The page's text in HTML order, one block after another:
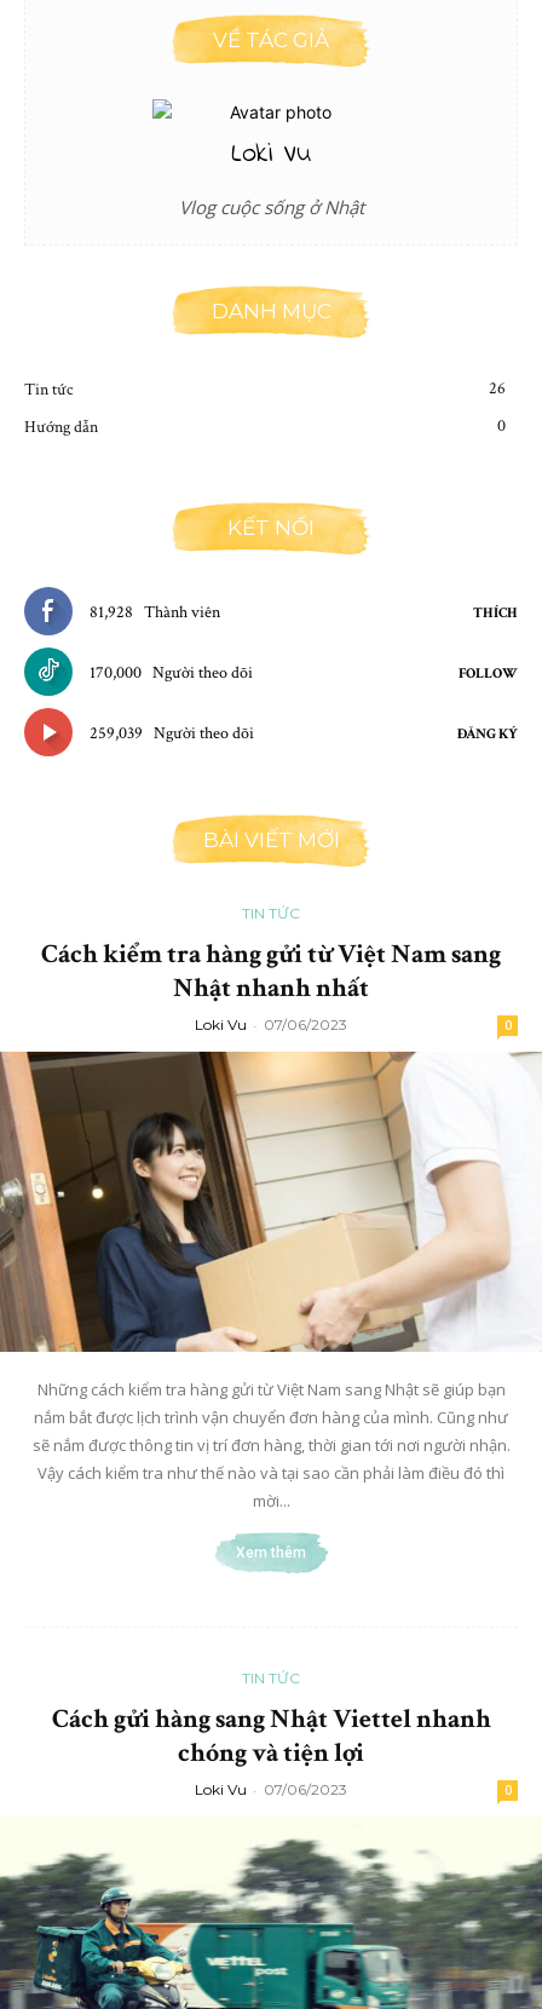
VỀ TÁC GIẢ
Loki Vu
Vlog cuộc sống ở Nhật
DANH MỤC
Tin tức
26
Hướng dẫn
0
KẾT NỐI
81,928 Thành viên THÍCH
170,000 Người theo dõi FOLLOW
259,039 Người theo dõi ĐĂNG KÝ
BÀI VIẾT MỚI
TIN TỨC
Cách kiểm tra hàng gửi từ Việt Nam sang
Nhật nhanh nhất
Loki Vu - 07/06/2023 0
Những cách kiểm tra hàng gửi từ Việt Nam sang Nhật sẽ giúp bạn
nắm bắt được lịch trình vận chuyển đơn hàng của mình. Cũng như
sẽ nắm được thông tin vị trí đơn hàng, thời gian tới nơi người nhận.
Vậy cách kiểm tra như thế nào và tại sao cần phải làm điều đó thì
mời...
Xem thêm
TIN TỨC
Cách gửi hàng sang Nhật Viettel nhanh
chóng và tiện lợi
Loki Vu - 07/06/2023 0